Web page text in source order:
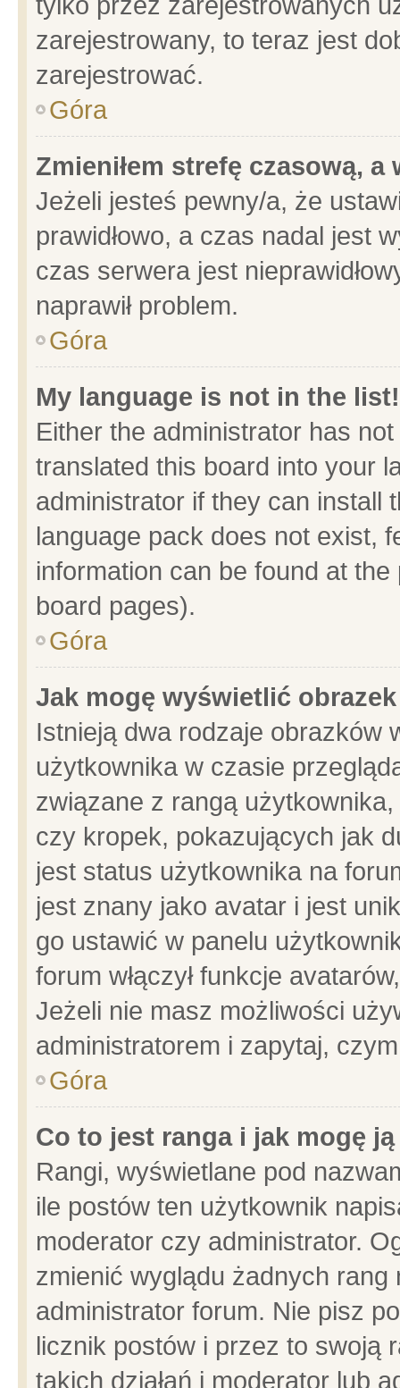
zarejestrowany, to teraz jest
zarejestrować.
Góra
Zmieniłem strefę czasową,
Jeżeli jesteś pewny/a, że
prawidłowo, a czas nadal jest
czas serwera jest
naprawił problem.
Góra
My language is not in the list!
Either the administrator has
translated this board into your
administrator if they can install
language pack does not exist,
information can be found at
board pages).
Góra
Jak mogę wyświetlić
Istnieją dwa rodzaje obrazków
użytkownika w czasie
związane z rangą
czy kropek, pokazujących jak
jest status użytkownika na
jest znany jako avatar i jest
go ustawić w panelu
forum włączył funkcje
Jeżeli nie masz możliwości
administratorem i zapytaj,
Góra
Co to jest ranga i jak mogę
Rangi, wyświetlane pod
ile postów ten użytkownik
moderator czy administrator.
zmienić wyglądu żadnych
administrator forum. Nie pisz
licznik postów i przez to swoją
takich działań i moderator lub